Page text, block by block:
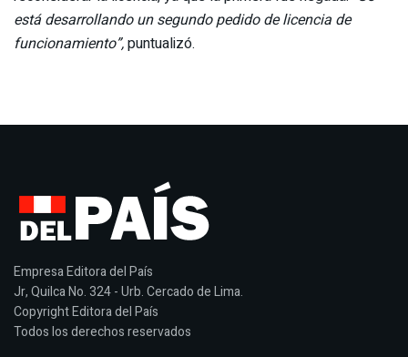
está desarrollando un segundo pedido de licencia de
funcionamiento”,puntualizó.
Empresa Editora del País
Jr, Quilca No. 324 - Urb. Cercado de Lima.
Copyright Editora del País
Todos los derechos reservados